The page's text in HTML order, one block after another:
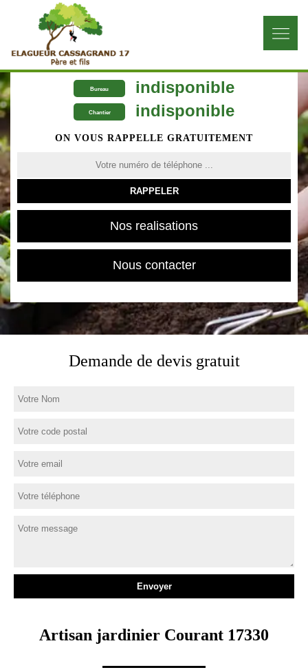
Bureau indisponible
Chantier indisponible
ON VOUS RAPPELLE GRATUITEMENT
Nos realisations
Nous contacter
Demande de devis gratuit
Artisan jardinier Courant 17330